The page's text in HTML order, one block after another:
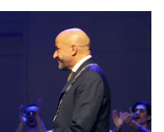
Introdans en Arnhemse